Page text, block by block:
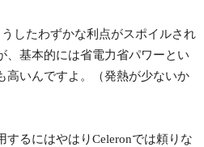
したわずかな利点がスポイルされ
、基本的には省電力省パワーとい
高いんですよ。（発熱が少ないか
するにはやはりCeleronでは頼りな